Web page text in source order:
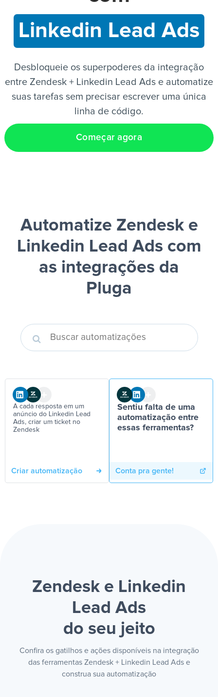
Linkedin Lead Ads
Desbloqueie os superpoderes da integração
entre Zendesk + Linkedin Lead Ads e automatize
suas tarefas sem precisar escrever uma única
linha de código.
Começar agora
Automatize Zendesk e
Linkedin Lead Ads com
as integrações da
Pluga
A cada resposta em um
anúncio do Linkedin Lead
Ads, criar um ticket no
Zendesk
Criar automatização
Sentiu falta de uma
automatização entre
essas ferramentas?
Conta pra gente!
Zendesk e Linkedin
Lead Ads
do seu jeito
Confira os gatilhos e ações disponíveis na integração
das ferramentas Zendesk + Linkedin Lead Ads e
construa sua automatização